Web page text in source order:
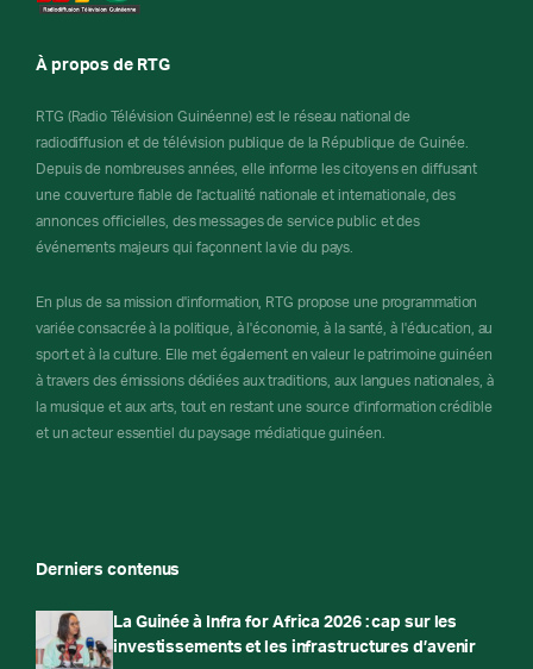
À propos de RTG
RTG (Radio Télévision Guinéenne) est le réseau national de
radiodiffusion et de télévision publique de la République de Guinée.
Depuis de nombreuses années, elle informe les citoyens en diffusant
une couverture fiable de l'actualité nationale et internationale, des
annonces officielles, des messages de service public et des
événements majeurs qui façonnent la vie du pays.
En plus de sa mission d'information, RTG propose une programmation
variée consacrée à la politique, à l'économie, à la santé, à l'éducation, au
sport et à la culture. Elle met également en valeur le patrimoine guinéen
à travers des émissions dédiées aux traditions, aux langues nationales, à
la musique et aux arts, tout en restant une source d'information crédible
et un acteur essentiel du paysage médiatique guinéen.
Derniers contenus
La Guinée à Infra for Africa 2026 : cap sur les
investissements et les infrastructures d’avenir